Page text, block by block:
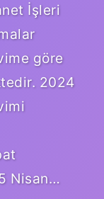
İşleri
göre
2024
Nisan…